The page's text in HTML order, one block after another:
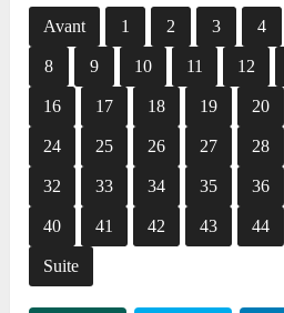
Avant 1 2 3 4
8 9 10 11 12
16 17 18 19 20
24 25 26 27 28
32 33 34 35 36
40 41 42 43 44
Suite